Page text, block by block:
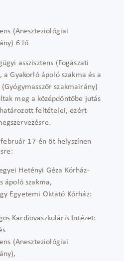
(Aneszteziológiai
6 fő
asszisztens (Fogászati
a Gyakorló ápoló szakma és a
szakmairány)
meg a középdöntőbe jutás
feltételei, ezért
17-én öt helyszínen
Hetényi Géza Kórház-
ápoló szakma,
Egyetemi Oktató Kórház:
Kardiovaszkuláris Intézet:
(Aneszteziológiai